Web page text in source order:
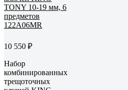
10 550 ₽
Набор
комбинированных
трещоточных